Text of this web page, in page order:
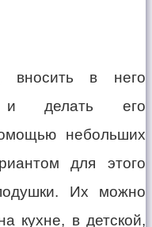
вносить в него
и делать его
небольших
для этого
Их можно
кухне, в детской,